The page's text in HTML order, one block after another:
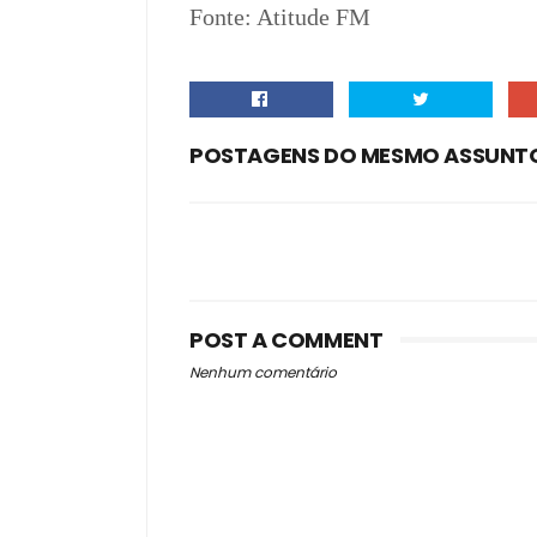
Fonte: Atitude FM
POSTAGENS DO MESMO
POST A COMMENT
Nenhum comentário